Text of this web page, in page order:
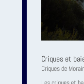
Criques et
Criques de